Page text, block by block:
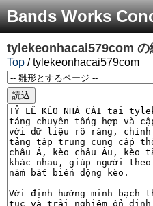
Bands Works
tylekeonhacai579com の
Top / tylekeonhacai579com